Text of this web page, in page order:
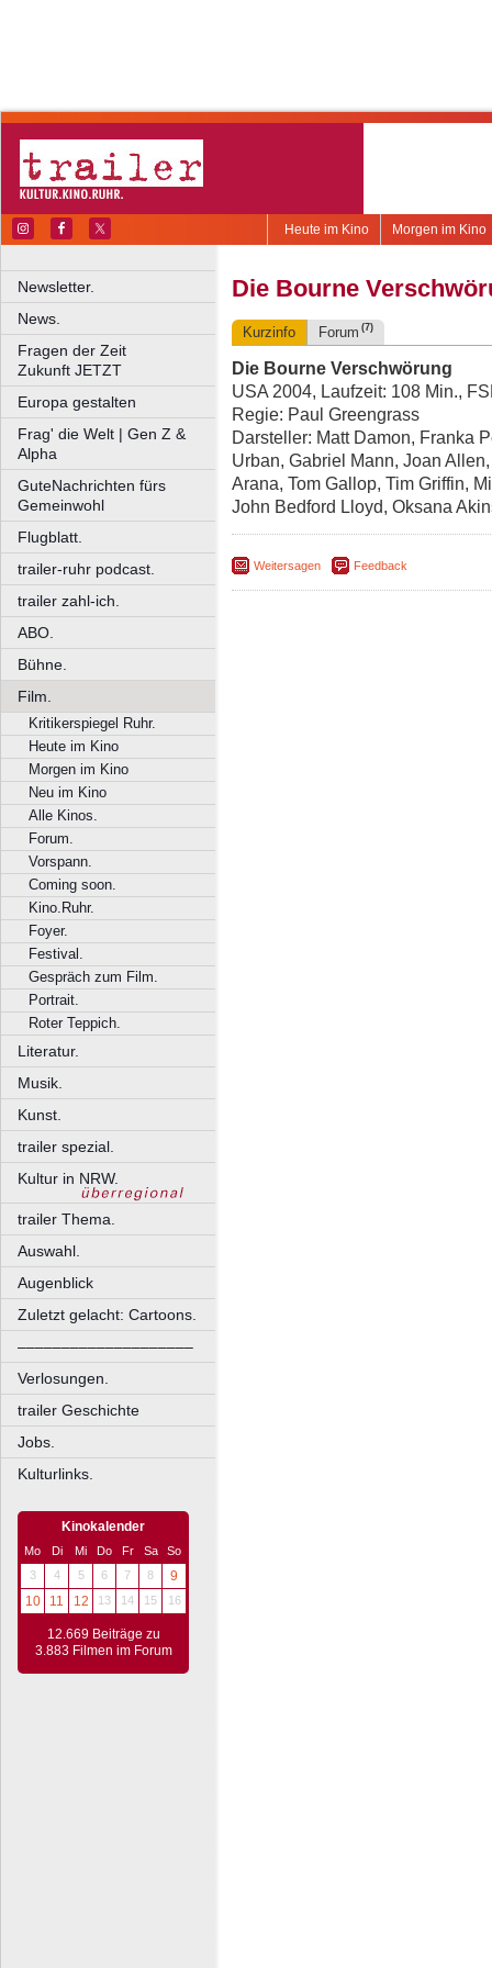
Morgen im Kino
Heute im Kino
Newsletter.
News.
Fragen der Zeit
Zukunft JETZT
Europa gestalten
Frag' die Welt | Gen Z &
Alpha
GuteNachrichten fürs
Gemeinwohl
Flugblatt.
trailer-ruhr podcast.
trailer zahl-ich.
ABO.
Bühne.
Film.
Kritikerspiegel Ruhr.
Heute im Kino
Morgen im Kino
Neu im Kino
Alle Kinos.
Forum.
Vorspann.
Coming soon.
Kino.Ruhr.
Foyer.
Festival.
Gespräch zum Film.
Portrait.
Roter Teppich.
Literatur.
Musik.
Kunst.
trailer spezial.
Kultur in NRW.
trailer Thema.
Auswahl.
Augenblick
Zuletzt gelacht: Cartoons.
––––––––––––––––––––
Verlosungen.
trailer Geschichte
Jobs.
Kulturlinks.
Kinokalender
Mo Di Mi Do Fr Sa
So
3
4 5 6 7 8
9
10
11 12 13 14 15 16
12.669 Beiträge zu
3.883 Filmen im Forum
Die Bourne
Kurzinfo Forum (7)
Die Bourne Verschwörung
USA 2004, Laufzeit: 108 Min.,
Regie: Paul Greengrass
Darsteller: Matt Damon, Franka
Urban, Gabriel Mann, Joan
Arana, Tom Gallop, Tim Griffin,
John Bedford Lloyd, Oksana
Weitersagen Feedback